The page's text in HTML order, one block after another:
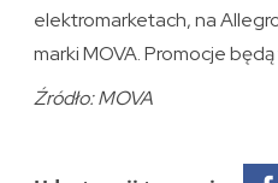
elektromarketach, na
marki MOVA. Promocje
Źródło: MOVA